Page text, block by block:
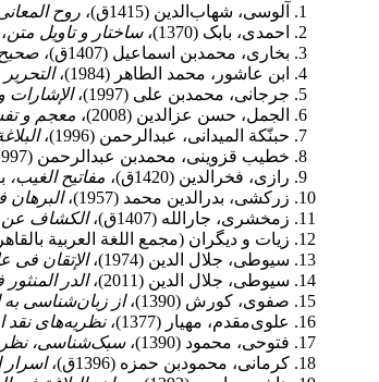
آلوسی، شهاب‌الدین (1415ق)، روح
احمدی، بابک (1370)،
ساختار و تاویل متن
بخاری، محمد‌بن اسماعیل (1407ق)،
صحیح
ابن عاشور، محمد الطاهر (1984)،
التحریر
جرجانی، محمد‌بن علی (1997)،
الإشارات
الجمل، حسن عزالدین (2008)،
معجم و
حبنّکة المیدانی، عبدالرحمن (1996)،
خطیب قزوینی، محمد‌بن عبدالرحمن (1997)،
رازی، فخرالدین (1420ق)،
مفاتیح الغیب،
زرکشی، بدرالدین محمد (1957)،
البرهان
زمخشری، جارالله (1407ق)،
الکشاف عن
زیات و دیگران (مجمع اللغة العربیة
سیوطی، جلال الدین (1974)،
الإتقان فی
سیوطی، جلال الدین (2011)،
الدر المنثور
صفوی، کورش (1390)،
از زبان‌شناسی به
علوی‌مقدم، مهیار (1377)،
نظریههای نقد
فتوحی، محمود (1390)،
سبک‌شناسی،
کرمانی، محمود‌بن حمزه (1396ق)،
اسرار